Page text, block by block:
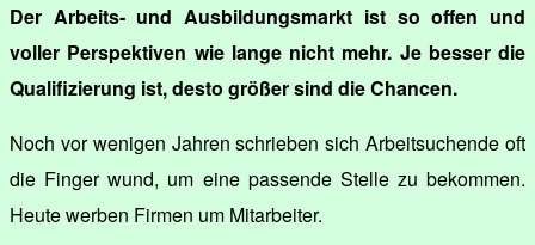
Der Arbeits- und Ausbildungsmarkt ist so offen und
voller Perspektiven wie lange nicht mehr. Je besser die
Qualifizierung ist, desto größer sind die Chancen.
Noch vor wenigen Jahren schrieben sich Arbeitsuchende oft
die Finger wund, um eine passende Stelle zu bekommen.
Heute werben Firmen um Mitarbeiter.